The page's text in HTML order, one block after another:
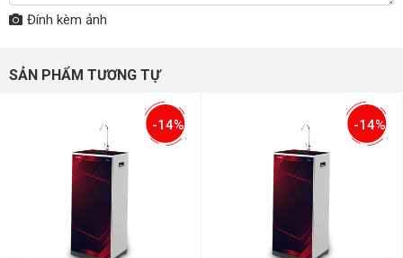
Đính kèm ảnh
SẢN PHẨM TƯƠNG TỰ
-14% -14%